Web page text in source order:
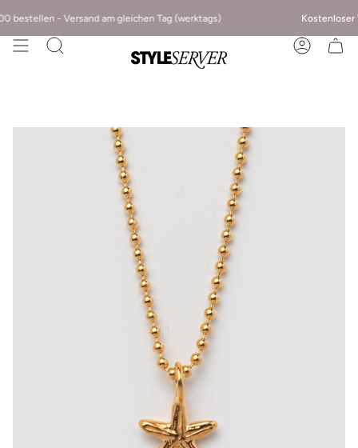
- Versand am gleichen Tag (werktags) KostenloserVersand